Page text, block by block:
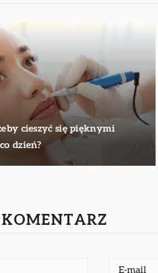
cieszyć się pięknymi
dzień?